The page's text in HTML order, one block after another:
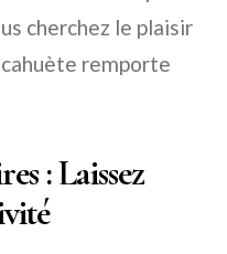
cherchez le plaisir
remporte
: Laissez